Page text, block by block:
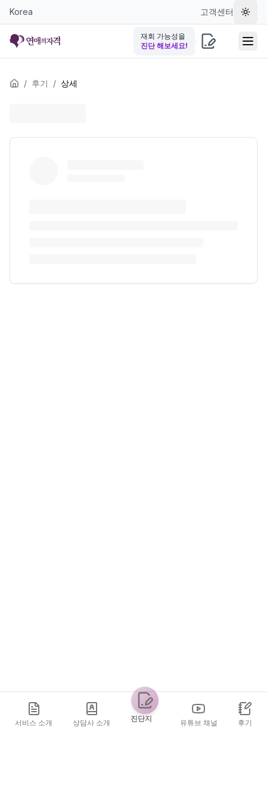
Korea 고객센터 테마
재회 가능성을
진단 해보세요!
/ 후기 / 상세
서비스 소개 상담사 소개 진단지 유튜브 채널 후기